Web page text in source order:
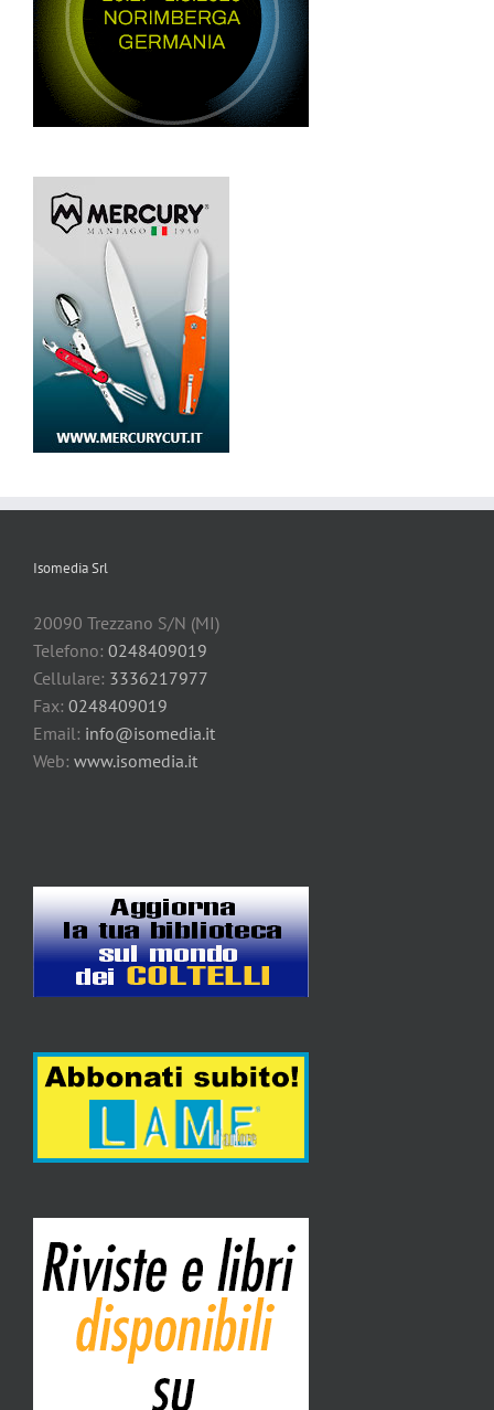
Isomedia Srl
20090 Trezzano S/N (MI)
Telefono: 0248409019
Cellulare: 3336217977
Fax: 0248409019
Email: info@isomedia.it
Web: www.isomedia.it